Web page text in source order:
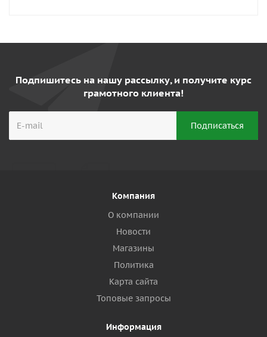
Подпишитесь на нашу рассылку, и получите курс
грамотного клиента!
Компания
О компании
Новости
Магазины
Политика
Карта сайта
Топовые запросы
Информация